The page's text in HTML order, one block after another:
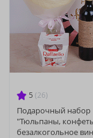
5 (26)
Подарочный набор
"Тюльпаны,
безалкогольное